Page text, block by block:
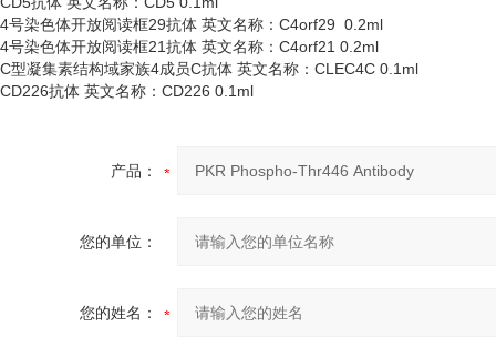
4号染色体开放阅读框29抗体 英文名称：C4orf29 0.2ml
4号染色体开放阅读框21抗体 英文名称：C4orf21 0.2ml
C型凝集素结构域家族4成员C抗体 英文名称：CLEC4C 0.1ml
CD226抗体 英文名称：CD226 0.1ml
产品：
您的单位：
您的姓名：